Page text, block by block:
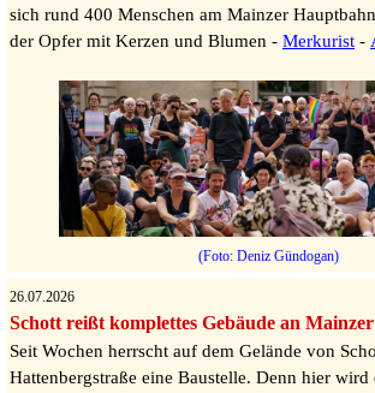
sich rund 400 Menschen am Mainzer
der Opfer mit Kerzen und Blumen - Merkurist -
(Foto: Deniz Gündogan)
26.07.2026
Schott reißt komplettes Gebäude an
Seit Wochen herrscht auf dem Gelände von
Hattenbergstraße eine Baustelle. Denn hier wird